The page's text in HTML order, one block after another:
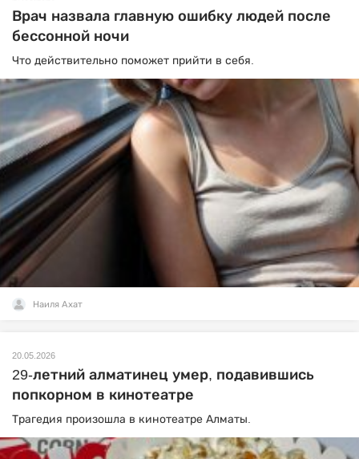
Врач назвала главную ошибку людей после
бессонной ночи
Что действительно поможет прийти в себя.
Наиля Ахат
20.05.2026
29-летний алматинец умер, подавившись
попкорном в кинотеатре
Трагедия произошла в кинотеатре Алматы.